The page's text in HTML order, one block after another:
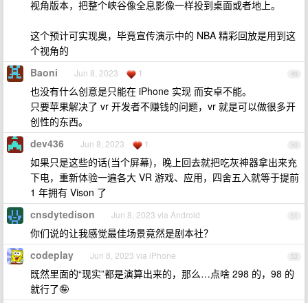
视角版本，把整个峡谷像全息影像一样投到桌面或者地上。
这个预计可实现奥，毕竟宣传演示中的 NBA 精彩回放是用到这
个视角的
49
Baoni Jun 8, 2023 1
也没有什么创意是只能在 iPhone 实现 而安卓不能。
只要苹果解决了 vr 开发者不赚钱的问题，vr 就是可以做很多开
创性的东西。
50
dev436 Jun 8, 2023 1
如果只是这些的话(当个屏幕)，晚上回去就把吃灰神器拿出来充
下电，重新体验一遍各大 VR 游戏、应用，四舍五入就等于提前
1 年拥有 Vison 了
51
cnsdytedison Jun 8, 2023 via Android
你们说的让我感觉最佳场景竟然是剧本社？
52
codeplay Jun 8, 2023 via iPhone
既然里面的“现实”都是演算出来的，那么…点啥 298 的，98 的
就行了🤪